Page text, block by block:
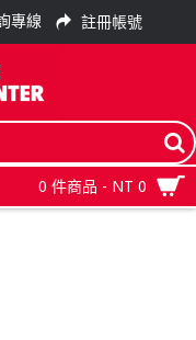
專線 註冊帳號
0 件商品 - NT 0